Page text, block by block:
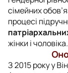
сімейних
процесі
жінки і чоловіка.
З 2015 року у